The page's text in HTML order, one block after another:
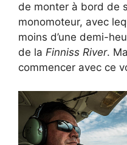
de monter à bord de
monomoteur, avec
moins d’une demi-
de la Finniss River.
commencer avec ce